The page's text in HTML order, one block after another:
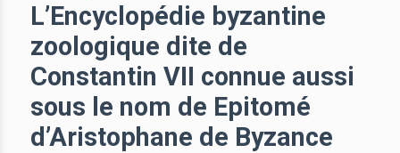
L’Encyclopédie byzantine
zoologique dite de
Constantin VII connue aussi
sous le nom de Epitomé
d’Aristophane de Byzance